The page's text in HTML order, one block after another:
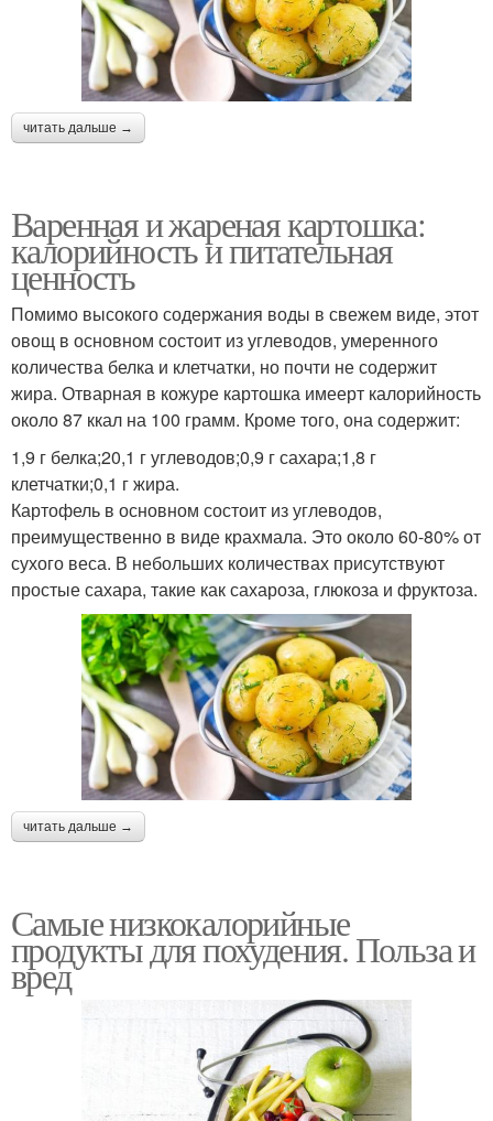
читать дальше →
Варенная и жареная картошка:
калорийность и питательная
ценность
Помимо высокого содержания воды в свежем виде, этот
овощ в основном состоит из углеводов, умеренного
количества белка и клетчатки, но почти не содержит
жира. Отварная в кожуре картошка имеерт калорийность
около 87 ккал на 100 грамм. Кроме того, она содержит:
1,9 г белка;20,1 г углеводов;0,9 г сахара;1,8 г
клетчатки;0,1 г жира.
Картофель в основном состоит из углеводов,
преимущественно в виде крахмала. Это около 60-80% от
сухого веса. В небольших количествах присутствуют
простые сахара, такие как сахароза, глюкоза и фруктоза.
читать дальше →
Самые низкокалорийные
продукты для похудения. Польза и
вред